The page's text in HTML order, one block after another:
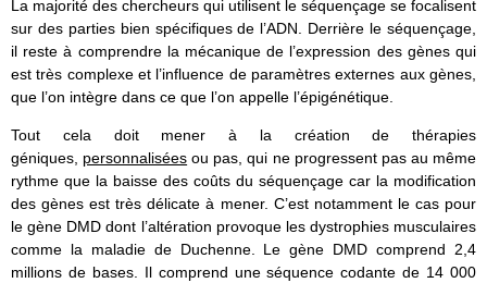
La majorité des chercheurs qui utilisent le séquençage se focalisent
sur des parties bien spécifiques de l’ADN. Derrière le séquençage,
il reste à comprendre la mécanique de l’expression des gènes qui
est très complexe et l’influence de paramètres externes aux gènes,
que l’on intègre dans ce que l’on appelle l’épigénétique.
Tout cela doit mener à la création de thérapies
géniques, personnalisées ou pas, qui ne progressent pas au même
rythme que la baisse des coûts du séquençage car la modification
des gènes est très délicate à mener. C’est notamment le cas pour
le gène DMD dont l’altération provoque les dystrophies musculaires
comme la maladie de Duchenne. Le gène DMD comprend 2,4
millions de bases. Il comprend une séquence codante de 14 000